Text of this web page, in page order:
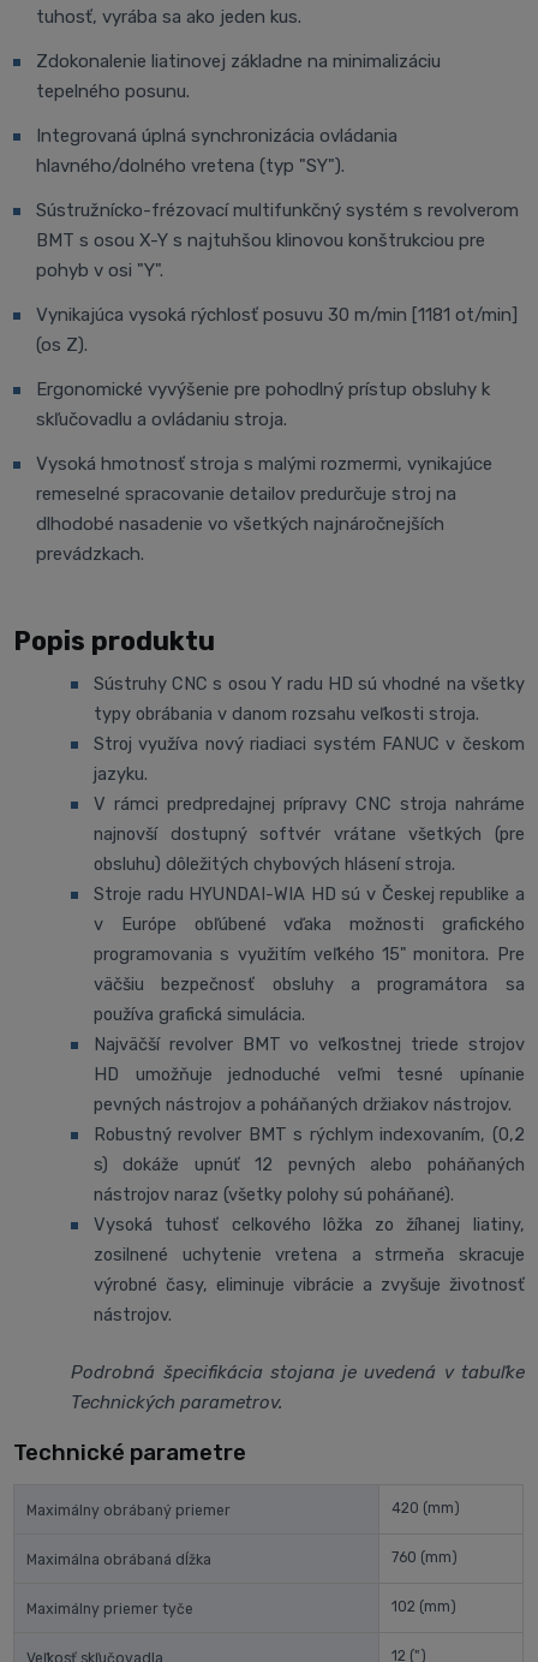
tuhosť, vyrába sa ako jeden kus.
Zdokonalenie liatinovej základne na minimalizáciu
tepelného posunu.
Integrovaná úplná synchronizácia ovládania
hlavného/dolného vretena (typ "SY").
Sústružnícko-frézovací multifunkčný systém s revolverom
BMT s osou X-Y s najtuhšou klinovou konštrukciou pre
pohyb v osi "Y".
Vynikajúca vysoká rýchlosť posuvu 30 m/min [1181 ot/min]
(os Z).
Ergonomické vyvýšenie pre pohodlný prístup obsluhy k
skľučovadlu a ovládaniu stroja.
Vysoká hmotnosť stroja s malými rozmermi, vynikajúce
remeselné spracovanie detailov predurčuje stroj na
dlhodobé nasadenie vo všetkých najnáročnejších
prevádzkach.
Popis produktu
Sústruhy CNC s osou Y radu HD sú vhodné na všetky
typy obrábania v danom rozsahu veľkosti stroja.
Stroj využíva nový riadiaci systém FANUC v českom
jazyku.
V rámci predpredajnej prípravy CNC stroja nahráme
najnovší dostupný softvér vrátane všetkých (pre
obsluhu) dôležitých chybových hlásení stroja.
Stroje radu HYUNDAI-WIA HD sú v Českej republike a
v Európe obľúbené vďaka možnosti grafického
programovania s využitím veľkého 15" monitora. Pre
väčšiu bezpečnosť obsluhy a programátora sa
používa grafická simulácia.
Najväčší revolver BMT vo veľkostnej triede strojov
HD umožňuje jednoduché veľmi tesné upínanie
pevných nástrojov a poháňaných držiakov nástrojov.
Robustný revolver BMT s rýchlym indexovaním, (0,2
s) dokáže upnúť 12 pevných alebo poháňaných
nástrojov naraz (všetky polohy sú poháňané).
Vysoká tuhosť celkového lôžka zo žíhanej liatiny,
zosilnené uchytenie vretena a strmeňa skracuje
výrobné časy, eliminuje vibrácie a zvyšuje životnosť
nástrojov.
Podrobná špecifikácia stojana je uvedená v tabuľke
Technických parametrov.
Technické parametre
Maximálny obrábaný priemer 420 (mm)
Maximálna obrábaná dĺžka 760 (mm)
Maximálny priemer tyče 102 (mm)
Veľkosť skľučovadla 12 (")